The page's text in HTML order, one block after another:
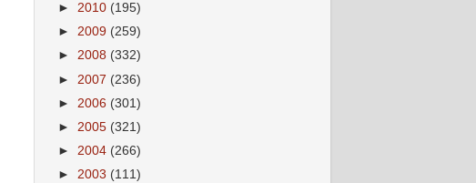
► 2010 (195)
► 2009 (259)
► 2008 (332)
► 2007 (236)
► 2006 (301)
► 2005 (321)
► 2004 (266)
► 2003 (111)